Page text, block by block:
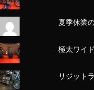
夏季休業
極太ワイ
リジット